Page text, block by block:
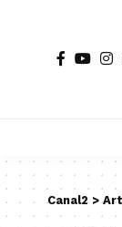
Canal2>